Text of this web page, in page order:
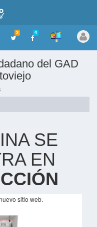
3 4
del GAD
SE
EN
sitio web.